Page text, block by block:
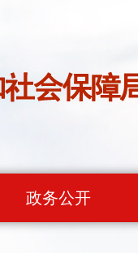
政务公开